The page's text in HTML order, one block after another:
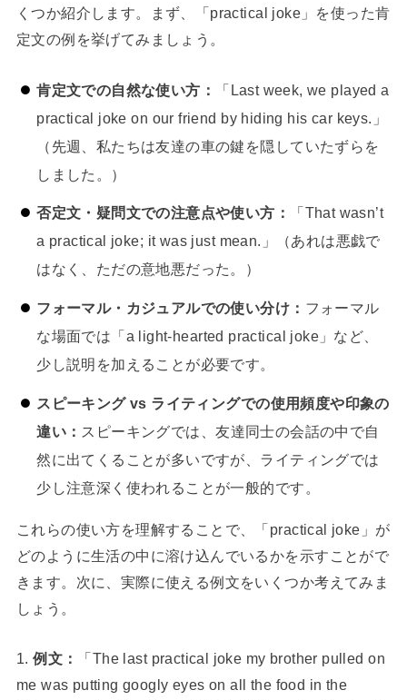
くつか紹介します。まず、「practical joke」を使った肯
定文の例を挙げてみましょう。
肯定文での自然な使い方：
「Last week, we played a
practical joke on our friend by hiding his car keys.」
（先週、私たちは友達の車の鍵を隠していたずらを
しました。）
否定文・疑問文での注意点や使い方：
「That wasn’t
a practical joke; it was just mean.」（あれは悪戯で
はなく、ただの意地悪だった。）
フォーマル・カジュアルでの使い分け： フォーマル
な場面では「a light-hearted practical joke」など、
少し説明を加えることが必要です。
スピーキング vs ライティングでの使用頻度や印象の
違い： スピーキングでは、友達同士の会話の中で自
然に出てくることが多いですが、ライティングでは
少し注意深く使われることが一般的です。
これらの使い方を理解することで、「practical joke」が
どのように生活の中に溶け込んでいるかを示すことがで
きます。次に、実際に使える例文をいくつか考えてみま
しょう。
1.例文：
「The last practical joke my brother pulled on
me was putting googly eyes on all the food in the